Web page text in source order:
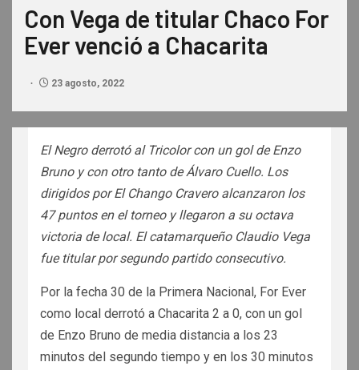
Con Vega de titular Chaco For
Ever venció a Chacarita
23 agosto, 2022
El Negro derrotó al Tricolor con un gol de Enzo
Bruno y con otro tanto de Álvaro Cuello. Los
dirigidos por El Chango Cravero alcanzaron los
47 puntos en el torneo y llegaron a su octava
victoria de local. El catamarqueño Claudio Vega
fue titular por segundo partido consecutivo.
Por la fecha 30 de la Primera Nacional, For Ever
como local derrotó a Chacarita 2 a 0, con un gol
de Enzo Bruno de media distancia a los 23
minutos del segundo tiempo y en los 30 minutos